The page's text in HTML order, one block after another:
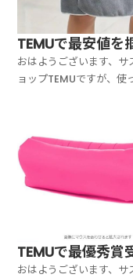
TEMUで最安値を
おはようございます、
ョップTEMUですが、使
をお話していますが、
最後にWIN-WINの紹介
TEMUで最優秀賞
おはようございます、